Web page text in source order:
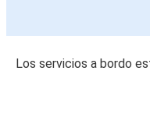
Los servicios a bordo